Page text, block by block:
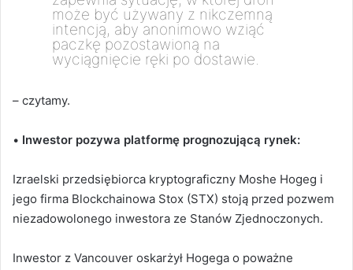
może być używany z nikczemną
intencją, aby anonimowo wziąć
paczkę pozostawioną na
wyciągnięcie ręki po dostawie.
– czytamy.
• Inwestor pozywa platformę prognozującą rynek:
Izraelski przedsiębiorca kryptograficzny Moshe Hogeg i
jego firma Blockchainowa Stox (STX) stoją przed pozwem
niezadowolonego inwestora ze Stanów Zjednoczonych.
Inwestor z Vancouver oskarżył Hogega o poważne